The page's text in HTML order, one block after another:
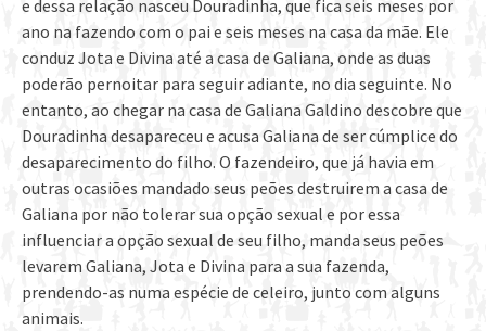
e dessa relação nasceu Douradinha, que fica seis meses por
ano na fazendo com o pai e seis meses na casa da mãe. Ele
conduz Jota e Divina até a casa de Galiana, onde as duas
poderão pernoitar para seguir adiante, no dia seguinte. No
entanto, ao chegar na casa de Galiana Galdino descobre que
Douradinha desapareceu e acusa Galiana de ser cúmplice do
desaparecimento do filho. O fazendeiro, que já havia em
outras ocasiões mandado seus peões destruirem a casa de
Galiana por não tolerar sua opção sexual e por essa
influenciar a opção sexual de seu filho, manda seus peões
levarem Galiana, Jota e Divina para a sua fazenda,
prendendo-as numa espécie de celeiro, junto com alguns
animais.